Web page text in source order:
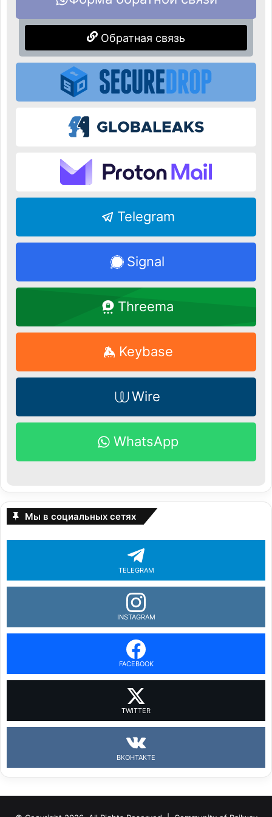
Обратная связь
Telegram
Signal
Threema
Keybase
Wire
WhatsApp
Мы в социальных сетях
TELEGRAM
INSTAGRAM
FACEBOOK
TWITTER
ВКОНТАКТЕ